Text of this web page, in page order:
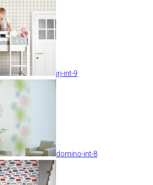
jrj-int-9
domino-int-8